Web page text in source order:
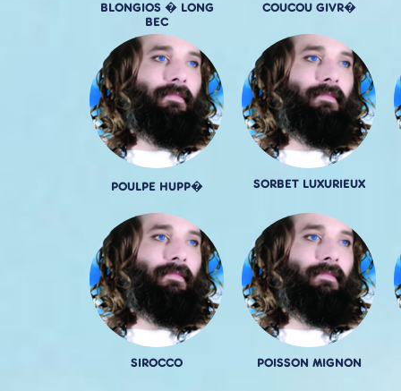
BLONGIOS � LONG
BEC
COUCOU GIVR�
POULPE HUPP� SORBET LUXURIEUX
SIROCCO POISSON MIGNON